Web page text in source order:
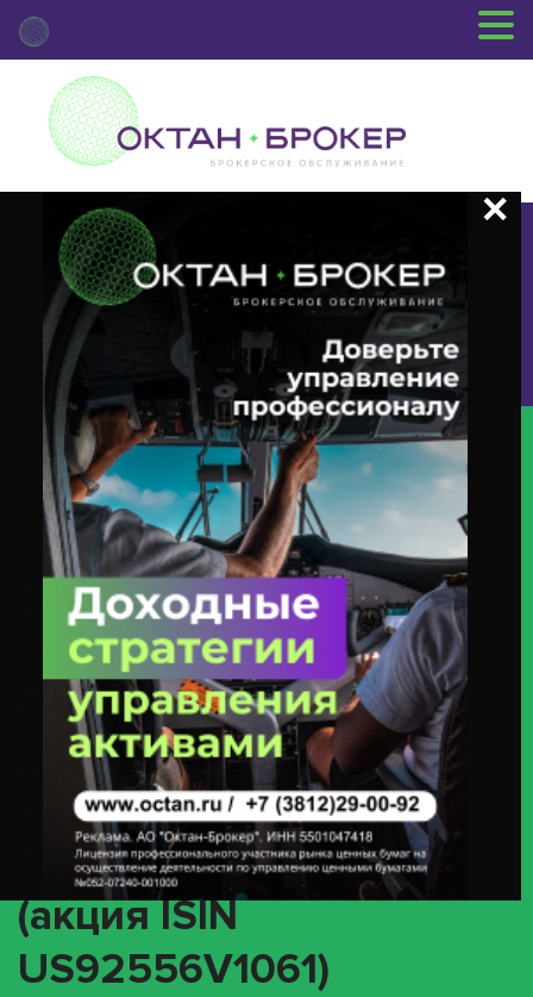
+7 (3812) 29-00-92
г.Омск ул.Красный Путь, 109 оф.510
Главная Новости Депозитария
(DVCA) О Корпоративном
Действии «Выплата Дивидендов В Виде Денежных Средств» — Viatris
Inc. ORD SHS (акция ISIN US92556V1061)
(DVCA) О
корпоративном
действии «Выплата
дивидендов в виде
денежных средств» —
Viatris Inc. ORD SHS
(акция ISIN
US92556V1061)